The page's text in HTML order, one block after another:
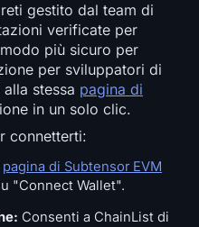
gestito dal team di
verificate per
più sicuro per
per sviluppatori di
stessa pagina di
in un solo clic.
connetterti:
pagina di Subtensor EVM
"Connect Wallet".
Consenti a ChainList di